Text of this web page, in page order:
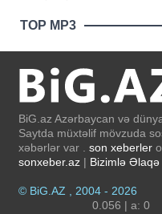
TOP MP3
BiG.az Azərbaycan və
Saytda müxtəlif mövzuda
xəbərlər var . son xeberler
sonxeber.az | Bizimlə Əlaqə
© BiG.AZ , 2004 - 2026
0.056 | a: 0